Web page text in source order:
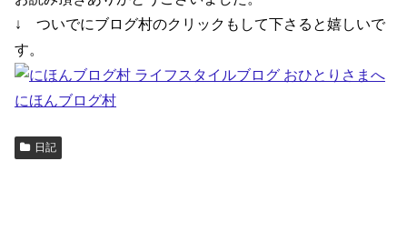
↓ ついでにブログ村のクリックもして下さると嬉しいで
す。
にほんブログ村
日記